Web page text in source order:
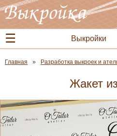
Выкройки
Главная Разработка выкроек и
Жакет